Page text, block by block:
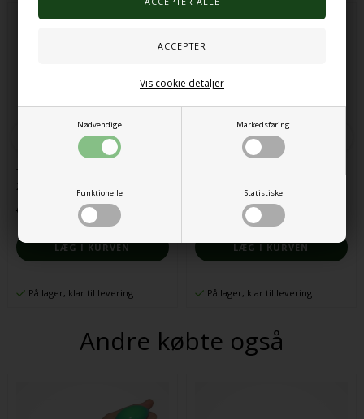
Nødvendige Markedsføring
Funktionelle Statistiske
Vis cookie detaljer
Tynde massageruller - sæt med
2
62,00
DKK
På lager, klar til levering
Pedal Walker med håndtag
306,25 DKK
På lager, klar til levering
Andre købte også